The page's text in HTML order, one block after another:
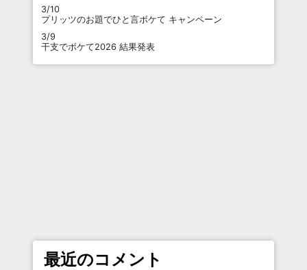
3/10
プリッツのお題でひと言ボケて キャンペーン
3/9
干支でボケて2026 結果発表
最近のコメント